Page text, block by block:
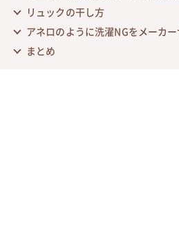
リュックの干し方
アネロのように洗濯NGをメーカ
まとめ